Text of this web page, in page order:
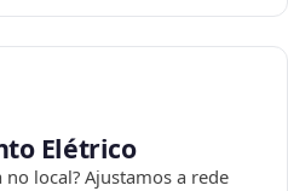
Elétrico
local? Ajustamos a rede